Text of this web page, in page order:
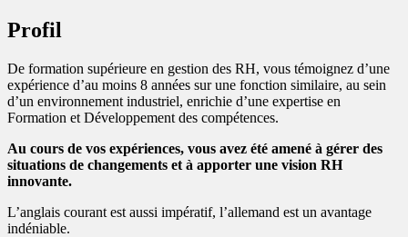
Profil
De formation supérieure en gestion des RH, vous témoignez d’une
expérience d’au moins 8 années sur une fonction similaire, au sein
d’un environnement industriel, enrichie d’une expertise en
Formation et Développement des compétences.
Au cours de vos expériences, vous avez été amené à gérer des
situations de changements et à apporter une vision RH
innovante.
L’anglais courant est aussi impératif, l’allemand est un avantage
indéniable.